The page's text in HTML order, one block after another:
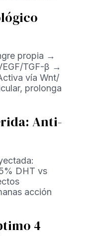
propia →
TGF-β →
vía Wnt/
prolonga
Anti-
DHT vs
acción
4